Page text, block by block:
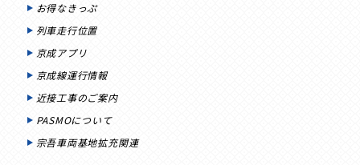
お得なきっぷ
列車走行位置
京成アプリ
京成線運行情報
近接工事のご案内
PASMOについて
宗吾車両基地拡充関連